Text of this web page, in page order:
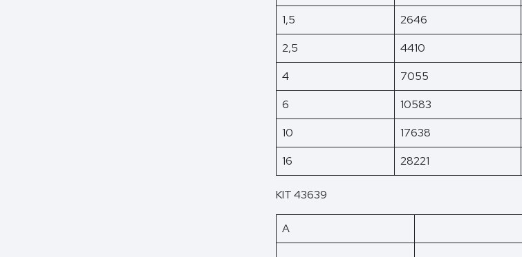
1,5
2646
2,5
4410
4
7055
6
10583
10
17638
16
28221
KIT 43639
A